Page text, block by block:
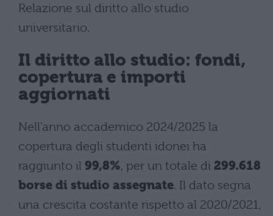
Relazione sul diritto allo studio
universitario.
Il diritto allo studio: fondi,
copertura e importi
aggiornati
Nell’anno accademico 2024/2025 la
copertura degli studenti idonei ha
raggiunto il 99,8%, per un totale di 299.618
borse di studio assegnate. Il dato segna
una crescita costante rispetto al 2020/2021,